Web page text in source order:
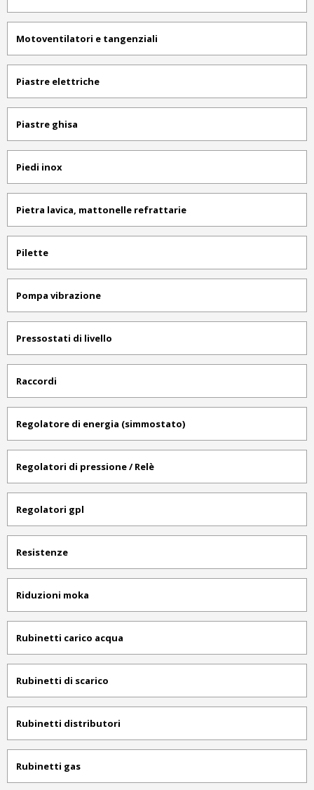
Motoventilatori e tangenziali
Piastre elettriche
Piastre ghisa
Piedi inox
Pietra lavica, mattonelle refrattarie
Pilette
Pompa vibrazione
Pressostati di livello
Raccordi
Regolatore di energia (simmostato)
Regolatori di pressione / Relè
Regolatori gpl
Resistenze
Riduzioni moka
Rubinetti carico acqua
Rubinetti di scarico
Rubinetti distributori
Rubinetti gas